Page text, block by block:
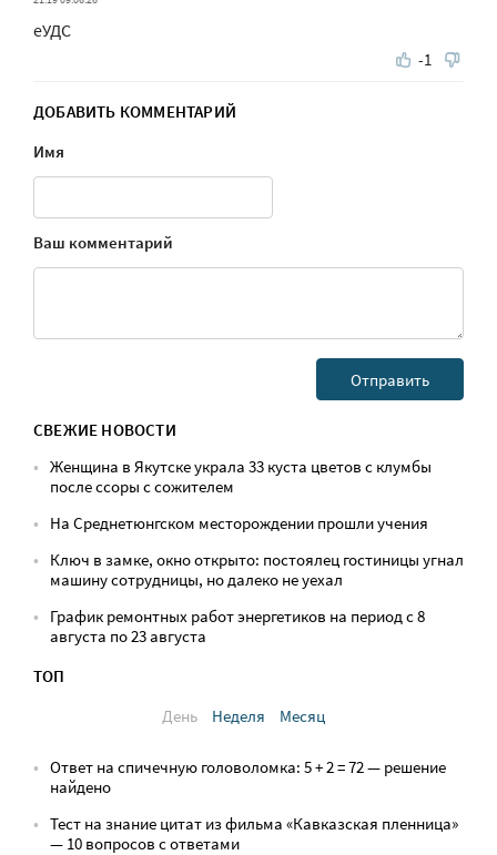
еУДС
-1
ДОБАВИТЬ КОММЕНТАРИЙ
Имя
Ваш комментарий
СВЕЖИЕ НОВОСТИ
Женщина в Якутске украла 33 куста цветов с клумбы
после ссоры с сожителем
На Среднетюнгском месторождении прошли учения
Ключ в замке, окно открыто: постоялец гостиницы угнал
машину сотрудницы, но далеко не уехал
График ремонтных работ энергетиков на период с 8
августа по 23 августа
ТОП
День
Неделя Месяц
Ответ на спичечную головоломка: 5 + 2 = 72 — решение
найдено
Тест на знание цитат из фильма «Кавказская пленница»
— 10 вопросов с ответами